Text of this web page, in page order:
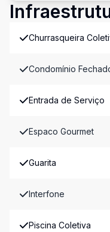
Churrasqueira
Condomínio
Entrada de Serviço
Espaco Gourmet
Guarita
Interfone
Piscina Coletiva